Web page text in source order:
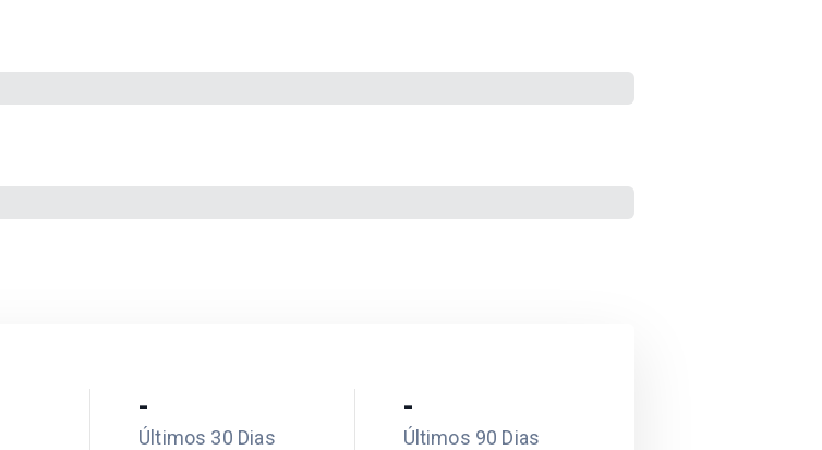
-
Últimos 30 Dias
-
Últimos 90 Dias